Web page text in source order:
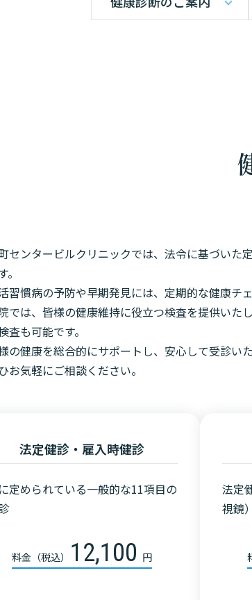
センタービルクリニックでは、法令に基づいた
。
習慣病の予防や早期発見には、定期的な健康チ
では、皆様の健康維持に役立つ検査を提供いた
査も可能です。
の健康を総合的にサポートし、安心して受診い
お気軽にご相談ください。
法定健診・雇入時健診
定められている一般的な11項目の
料金（税込） 12,100 円
法定
視鏡